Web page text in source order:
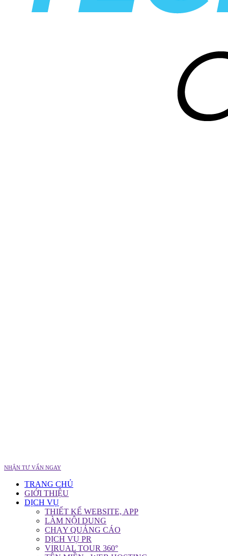
NHẬN TƯ VẤN NGAY
TRANG CHỦ
GIỚI THIỆU
DỊCH VỤ
THIẾT KẾ WEBSITE, APP
LÀM NỘI DUNG
CHẠY QUẢNG CÁO
DỊCH VỤ PR
VIRUAL TOUR 360°